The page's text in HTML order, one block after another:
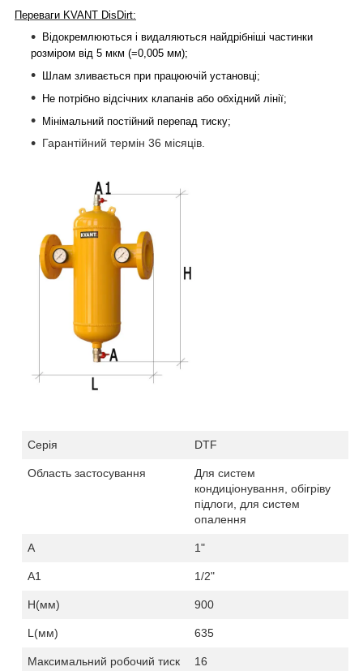
Переваги KVANT DisDirt:
Відокремлюються і видаляються найдрібніші частинки
розміром від 5 мкм (=0,005 мм);
Шлам зливається при працюючій установці;
Не потрібно відсічних клапанів або обхідний лінії;
Мінімальний постійний перепад тиску;
Гарантійний термін 36 місяців.
Серія DTF
Область застосування
Для систем
кондиціонування, обігріву
підлоги, для систем
опалення
A 1"
А1 1/2"
H(мм) 900
L(мм) 635
Максимальний робочий тиск
16